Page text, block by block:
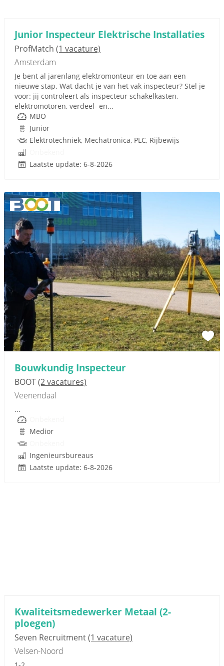
Junior Inspecteur Elektrische Installaties
ProfMatch (1 vacature)
Amsterdam
Je bent al jarenlang elektromonteur en toe aan een
nieuwe stap. Wat dacht je van het vak inspecteur? Stel je
voor: jij controleert als inspecteur schakelkasten,
elektromotoren, verdeel- en...
MBO
Junior
Elektrotechniek, Mechatronica, PLC, Rijbewijs
Laatste update: 6-8-2026
Bouwkundig Inspecteur
BOOT(2 vacatures)
Veenendaal
Sponsored link
...
Medior
Ingenieursbureaus
Laatste update: 6-8-2026
Kwaliteitsmedewerker Metaal (2-
ploegen)
Seven Recruitment(1 vacature)
Velsen-Noord